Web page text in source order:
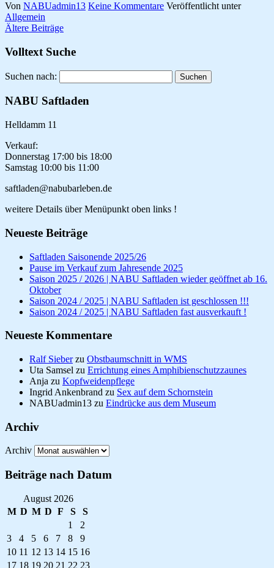
Von NABUadmin13 Keine Kommentare Veröffentlicht unter
Allgemein
Ältere Beiträge
Volltext Suche
Suchen nach:
NABU Saftladen
Helldamm 11
Verkauf:
Donnerstag 17:00 bis 18:00
Samstag 10:00 bis 11:00
saftladen@nabubarleben.de
weitere Details über Menüpunkt oben links !
Neueste Beiträge
Saftladen Saisonende 2025/26
Pause im Verkauf zum Jahresende 2025
Saison 2025 / 2026 | NABU Saftladen wieder geöffnet ab 16.
Oktober
Saison 2024 / 2025 | NABU Saftladen ist geschlossen !!!
Saison 2024 / 2025 | NABU Saftladen fast ausverkauft !
Neueste Kommentare
Ralf Sieberzu Obstbaumschnitt in WMS
Uta Samsel zu Errichtung eines Amphibienschutzzaunes
Anja zu Kopfweidenpflege
Ingrid Ankenbrand zu Sex auf dem Schornstein
NABUadmin13 zu Eindrücke aus dem Museum
Archiv
Archiv
Beiträge nach Datum
August 2026
M D M D F S
S
1
2
3
4 5 6 7 8
9
10 11 12 13 14 15 16
17 18 19 20 21 22 23